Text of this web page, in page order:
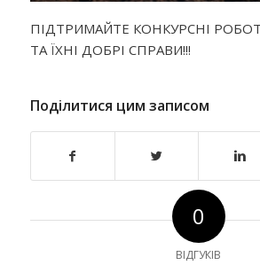
ПІДТРИМАЙТЕ КОНКУРСНІ
ТА ЇХНІ ДОБРІ СПРАВИ!!!
Поділитися цим записом
0
ВІДГУКІВ